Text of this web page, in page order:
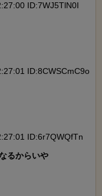
ID:7WJ5TlN0I
ID:8CWSCmC9o
ID:6r7QWQfTn
るからいや